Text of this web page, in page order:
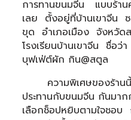
การทานขนมจีน แบบร้าน
เลย ตั้งอยู่ที่บ้านเขาจีน
ขุด อำเภอเมือง จังหวัด
โรงเรียนบ้านเขาจีน ชื่อ
บุฟเฟ่ต์ผัก กิน@สตูล
ความพิเศษของร้านนี้
ประทานกับขนมจีน กันมา
เลือกช็อปหยิบตามใจชอ